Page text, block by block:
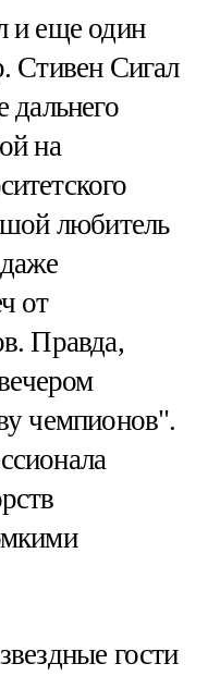
и еще один
Стивен Сигал
дальнего
на
любитель
от
Правда,
чемпионов".
гости